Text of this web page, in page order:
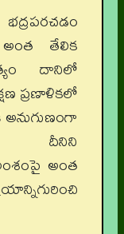
తేలిక
దానిలో
ప్రణాళికలో
అనుగుణంగా
దీనిని
అంత